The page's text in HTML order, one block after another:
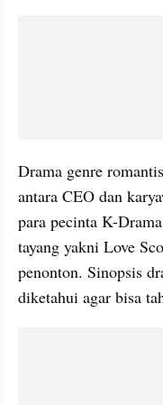
Drama genre
antara CEO dan
para pecinta K-
tayang yakni Love
penonton. Sinopsis
diketahui agar bisa